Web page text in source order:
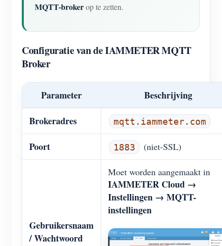
MQTT-brokerop te zetten.
Configuratie van de IAMMETER MQTT
Broker
Parameter
Beschrijving
Brokeradres
mqtt.iammeter.com
Poort 1883 (niet-SSL)
Gebruikersnaam
/ Wachtwoord
Moet worden aangemaakt in
IAMMETER Cloud →
Instellingen → MQTT-
instellingen